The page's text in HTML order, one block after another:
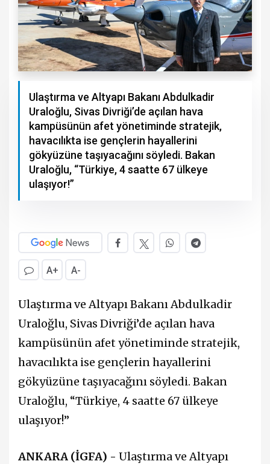
Ulaştırma ve Altyapı Bakanı Abdulkadir
Uraloğlu, Sivas Divriği’de açılan hava
kampüsünün afet yönetiminde stratejik,
havacılıkta ise gençlerin hayallerini
gökyüzüne taşıyacağını söyledi. Bakan
Uraloğlu, “Türkiye, 4 saatte 67 ülkeye
ulaşıyor!”
A+ A-
Ulaştırma ve Altyapı Bakanı Abdulkadir
Uraloğlu, Sivas Divriği’de açılan hava
kampüsünün afet yönetiminde stratejik,
havacılıkta ise gençlerin hayallerini
gökyüzüne taşıyacağını söyledi. Bakan
Uraloğlu, “Türkiye, 4 saatte 67 ülkeye
ulaşıyor!”
ANKARA (İGFA) - Ulaştırma ve Altyapı